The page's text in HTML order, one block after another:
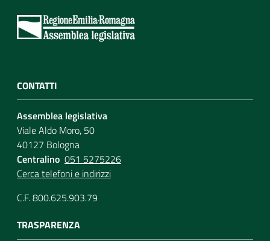
Argomenti
Per i cittadini
CONTATTI
Assemblea legislativa
Viale Aldo Moro, 50
40127 Bologna
Centralino 051 5275226
Cerca telefoni e indirizzi
C.F. 800.625.903.79
TRASPARENZA